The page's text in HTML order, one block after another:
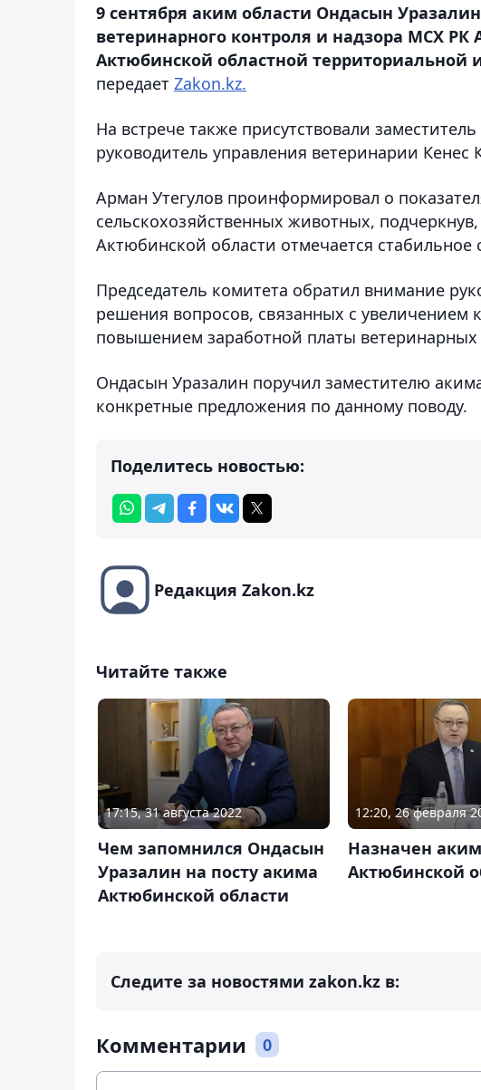
9 сентября аким области Ондасын
ветеринарного контроля и надзора МСХ РК
Актюбинской областной территориальной
передает Zakon.kz.
На встрече также присутствовали
руководитель управления ветеринарии Кенес
Арман Утегулов проинформировал о
сельскохозяйственных животных,
Актюбинской области отмечается стабильное
Председатель комитета обратил внимание
решения вопросов, связанных с увеличением
повышением заработной платы ветеринарных
Ондасын Уразалин поручил заместителю
конкретные предложения по данному поводу.
Поделитесь новостью:
Редакция Zakon.kz
Читайте также
17:15, 31 августа 2022
Чем запомнился Ондасын
Уразалин на посту акима
Актюбинской области
12:20, 26 февраля
Назначен аким
Актюбинской
Следите за новостями zakon.kz в:
Комментарии 0